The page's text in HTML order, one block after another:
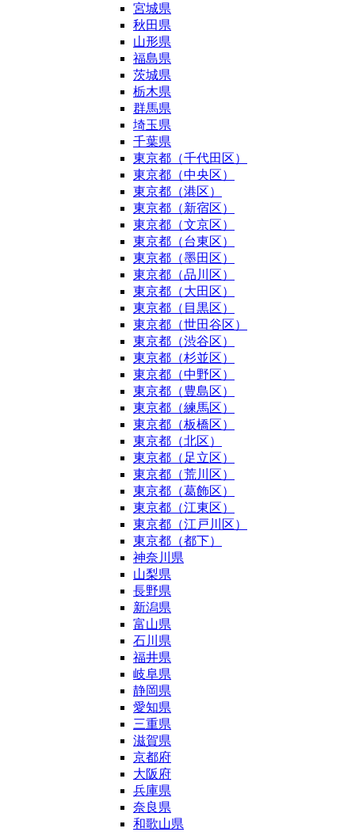
宮城県
秋田県
山形県
福島県
茨城県
栃木県
群馬県
埼玉県
千葉県
東京都（千代田区）
東京都（中央区）
東京都（港区）
東京都（新宿区）
東京都（文京区）
東京都（台東区）
東京都（墨田区）
東京都（品川区）
東京都（大田区）
東京都（目黒区）
東京都（世田谷区）
東京都（渋谷区）
東京都（杉並区）
東京都（中野区）
東京都（豊島区）
東京都（練馬区）
東京都（板橋区）
東京都（北区）
東京都（足立区）
東京都（荒川区）
東京都（葛飾区）
東京都（江東区）
東京都（江戸川区）
東京都（都下）
神奈川県
山梨県
長野県
新潟県
富山県
石川県
福井県
岐阜県
静岡県
愛知県
三重県
滋賀県
京都府
大阪府
兵庫県
奈良県
和歌山県